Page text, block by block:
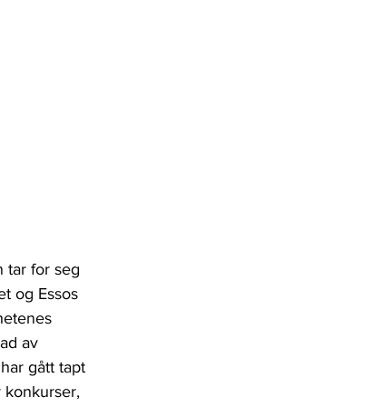
tar for seg
og Essos
av
gått tapt